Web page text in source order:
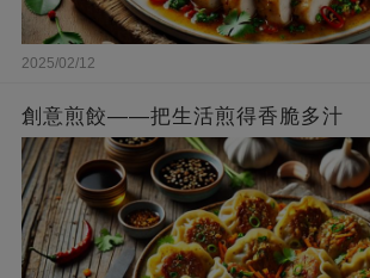
2025/02/12
創意煎餃——把生活煎得香脆多汁